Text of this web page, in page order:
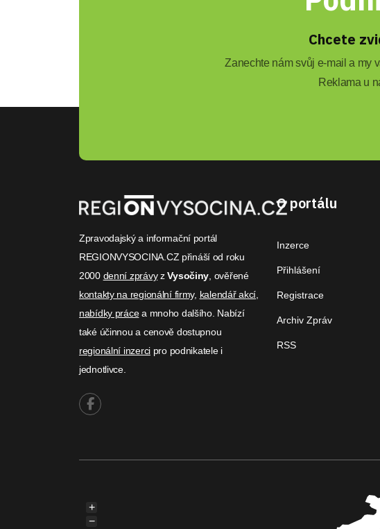
Chcete
Zanechte nám svůj e-mail a my
Reklama u
Zpravodajský a informační portál
REGIONVYSOCINA.CZ přináší od roku
2000 denní zprávyzVysočiny, ověřené
kontakty na regionální firmy, kalendář akcí,
nabídky prácea mnoho dalšího. Nabízí
také účinnou a cenově dostupnou
regionální inzercipro podnikatele i
jednotlivce.
O portálu
Inzerce
Přihlášení
Registrace
Archiv Zpráv
RSS
+
−